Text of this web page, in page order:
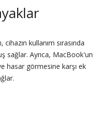
kullanım sırasında
sağlar. Ayrıca, MacBook'un
hasar görmesine karşı ek